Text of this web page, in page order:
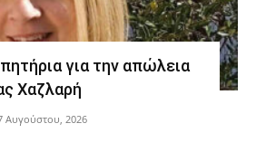
για την απώλεια
Χαζλαρή
Αυγούστου, 2026